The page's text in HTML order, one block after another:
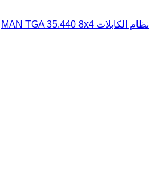
نظام الكابلات MAN TGA 35.440 8x4